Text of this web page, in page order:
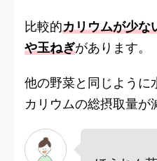
比較的カリウムが少な
や玉ねぎがあります。
他の野菜と同じように
カリウムの総摂取量が